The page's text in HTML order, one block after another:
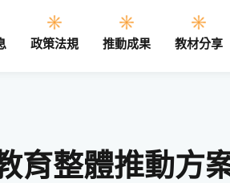
政策法規 推動成果 教材分享
育整體推動方